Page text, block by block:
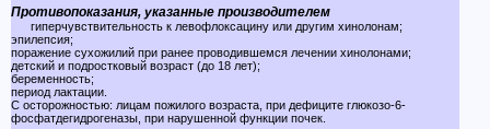
Противопоказания, указанные производителем
гиперчувствительность к левофлоксацину или другим хинолонам;
эпилепсия;
поражение сухожилий при ранее проводившемся лечении хинолонами;
детский и подростковый возраст (до 18 лет);
беременность;
период лактации.
С осторожностью: лицам пожилого возраста, при дефиците глюкозо-6-
фосфатдегидрогеназы, при нарушенной функции почек.